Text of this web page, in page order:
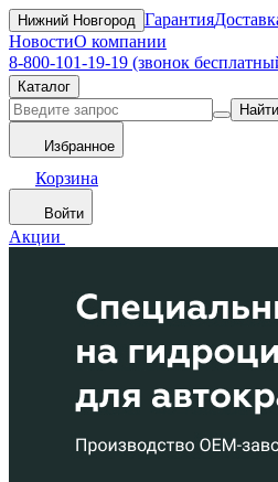
Нижний Новгород Гарантия
НовостиО компании
8-800-101-19-19 (звонок
Каталог
Найти
Избранное
Корзина
Войти
Акции